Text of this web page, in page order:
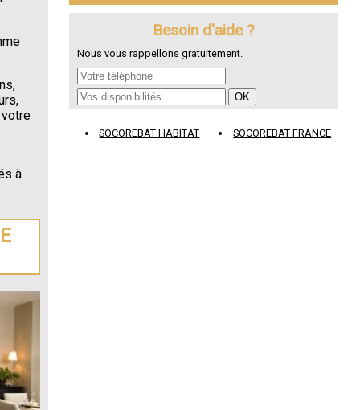
à
Besoin d'aide ?
Nous vous rappellons gratuitement.
SOCOREBAT HABITAT SOCOREBAT FRANCE